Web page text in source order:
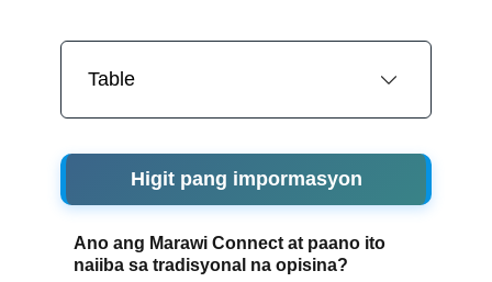
Table
Higit pang impormasyon
Ano ang Marawi Connect at paano ito
naiiba sa tradisyonal na opisina?